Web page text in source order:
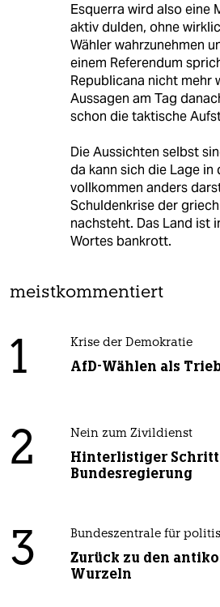
Esquerra wird also eine
aktiv dulden, ohne
Wähler wahrzunehmen
einem Referendum
Republicana nicht mehr
Aussagen am Tag
schon die taktische
Die Aussichten selbst
da kann sich die Lage
vollkommen anders
Schuldenkrise der
nachsteht. Das Land ist
Wortes bankrott.
meistkommentiert
1 Krise der Demokratie
AfD-Wählen als
2 Nein zum Zivildienst
Hinterlistiger
Bundesregierung
3 Bundeszentrale für
Zurück zu den
Wurzeln